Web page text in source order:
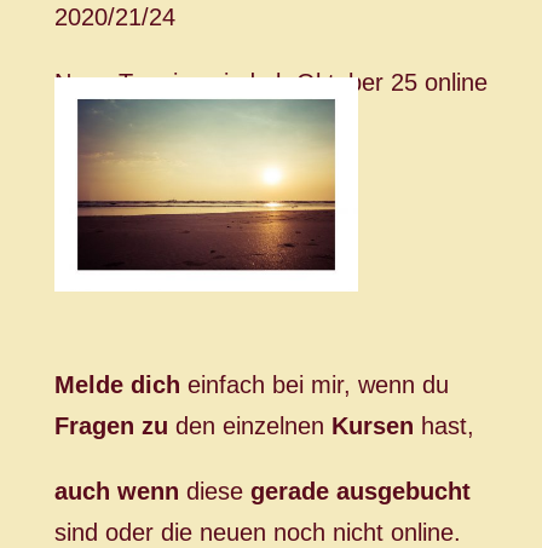
2020/21/24
Neue Termine sind ab Oktober 25 online
Melde dich einfach bei mir, wenn du
Fragen zu den einzelnen Kursen hast,
auch wenn diese gerade ausgebucht
sind oder die neuen noch nicht online.